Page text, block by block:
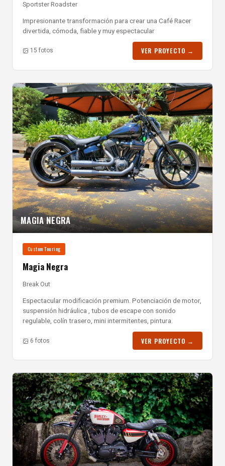
Sportster Roadster
Impresionante transformación para crear una Café Racer
divertida, cómoda, fiable y muy espectacular
15 fotos VER PROYECTO →
MAGIA NEGRA
Custom Touring
Magia Negra
Break Out
Espectacular modificación premium. Potenciación de motor,
suspensión hidráulica , tubos de escape con sonido
regulable, colín trasero, mini intermitentes, pintura.
6 fotos VER PROYECTO →